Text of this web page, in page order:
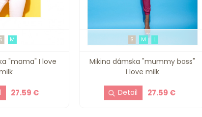
"mama" I love
27.59 €
S M
Mikina dámska "mummy boss"
I love milk
27.59 €
S M L